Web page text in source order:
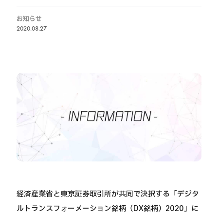
お知らせ
2020.08.27
経済産業省と東京証券取引所が共同で決択する「デジタ
ルトランスフォーメーション銘柄（DX銘柄）2020」に